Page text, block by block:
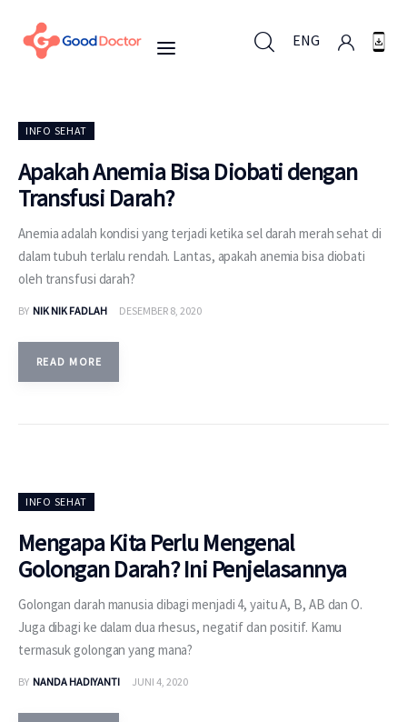
ENG
Untuk Bisnis
Untuk Anda
Berita
Layanan
INFO SEHAT
Apakah Anemia Bisa Diobati dengan
Transfusi Darah?
Anemia adalah kondisi yang terjadi ketika sel darah merah sehat di
dalam tubuh terlalu rendah. Lantas, apakah anemia bisa diobati
oleh transfusi darah?
BY NIK NIK FADLAH DESEMBER 8, 2020
READ MORE
INFO SEHAT
Mengapa Kita Perlu Mengenal
Golongan Darah? Ini Penjelasannya
Golongan darah manusia dibagi menjadi 4, yaitu A, B, AB dan O.
Juga dibagi ke dalam dua rhesus, negatif dan positif. Kamu
termasuk golongan yang mana?
BY NANDA HADIYANTI JUNI 4, 2020